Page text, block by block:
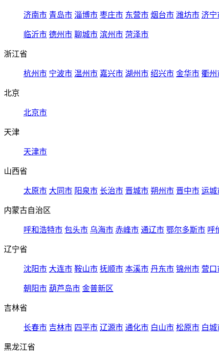
济南市 青岛市 淄博市 枣庄市 东营市 烟台市 潍坊市 济宁
临沂市 德州市 聊城市 滨州市 菏泽市
浙江省
杭州市 宁波市 温州市 嘉兴市 湖州市 绍兴市 金华市 衢州
北京
北京市
天津
天津市
山西省
太原市 大同市 阳泉市 长治市 晋城市 朔州市 晋中市 运城
内蒙古自治区
呼和浩特市 包头市 乌海市 赤峰市 通辽市 鄂尔多斯市 呼
辽宁省
沈阳市 大连市 鞍山市 抚顺市 本溪市 丹东市 锦州市 营口
朝阳市 葫芦岛市 金普新区
吉林省
长春市 吉林市 四平市 辽源市 通化市 白山市 松原市 白城
黑龙江省